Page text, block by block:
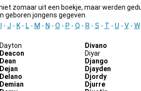
zomaar uit een boekje, maar werden
geboren jongens gegeven.
I - J - K- L- M - N - O - P - Q - R - S - T - U - V- W
Dayton
Deacon
Dean
Dejan
Delano
Demian
Divano
Diyar
Django
Djayden
Djordy
Djurre